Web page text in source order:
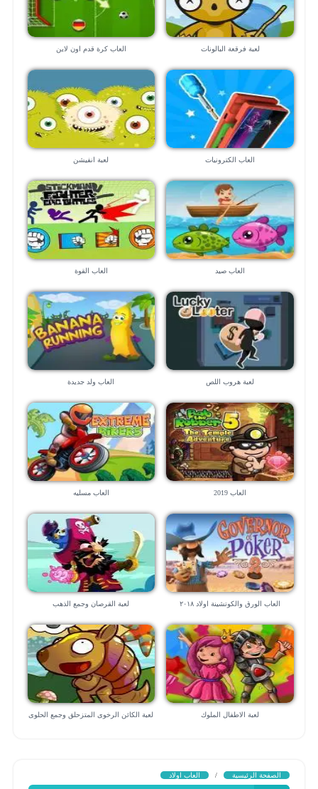
لعبة فرقعة البالونات العاب كرة قدم اون لاين
العاب الكترونيات لعبة انفيشن
العاب صيد العاب القوة
لعبة هروب اللص العاب ولد جديدة
العاب 2019 العاب مسليه
العاب الورق والكوتشينة اولاد ٢٠١٨ لعبة القرصان وجمع الذهب
لعبة الاطفال الملوك لعبة الكائن الرخوى المتزحلق وجمع الحلوى
الصفحة الرئيسية / العاب اولاد